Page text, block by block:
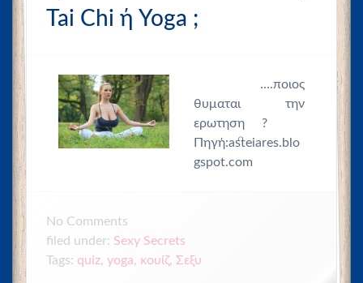
Tai Chi ή Yoga ;
….ποιος
θυμαται την
ερωτηση ?
Πηγή:asteiares.blo
gspot.com
No Comments
filed under: Sexy Secrets
Tags: quiz, yoga, κουίζ, Σεξυ